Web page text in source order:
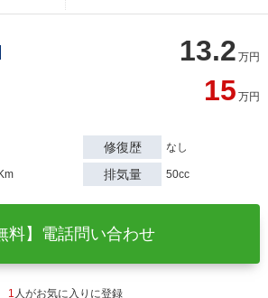
13.2 万円
15 万円
修復歴 なし
排気量 50cc
料】電話問い合わせ
1 人がお気に入りに登録